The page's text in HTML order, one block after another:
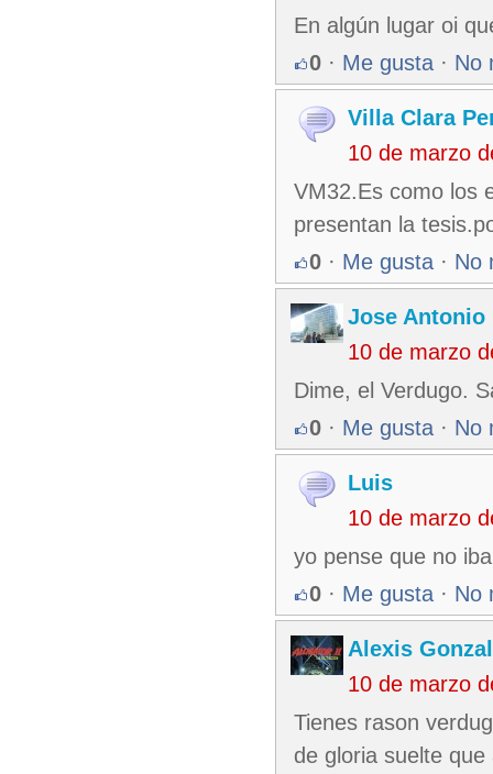
En algún lugar oi
0 · Me gusta · No
Villa Clara
10 de marzo
VM32.Es como los
presentan la
0 · Me gusta · No
Jose Antonio
10 de marzo
Dime, el Verdugo.
0 · Me gusta · No
Luis
10 de marzo
yo pense que no
0 · Me gusta · No
Alexis
10 de marzo
Tienes rason
de gloria suelte